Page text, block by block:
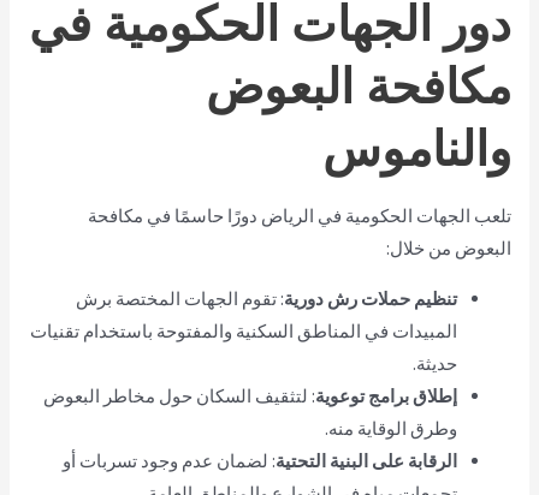
دور الجهات الحكومية في
مكافحة البعوض
والناموس
تلعب الجهات الحكومية في الرياض دورًا حاسمًا في مكافحة
البعوض من خلال:
تنظيم حملات رش دورية: تقوم الجهات المختصة برش
المبيدات في المناطق السكنية والمفتوحة باستخدام تقنيات
حديثة.
إطلاق برامج توعوية: لتثقيف السكان حول مخاطر البعوض
وطرق الوقاية منه.
الرقابة على البنية التحتية: لضمان عدم وجود تسربات أو